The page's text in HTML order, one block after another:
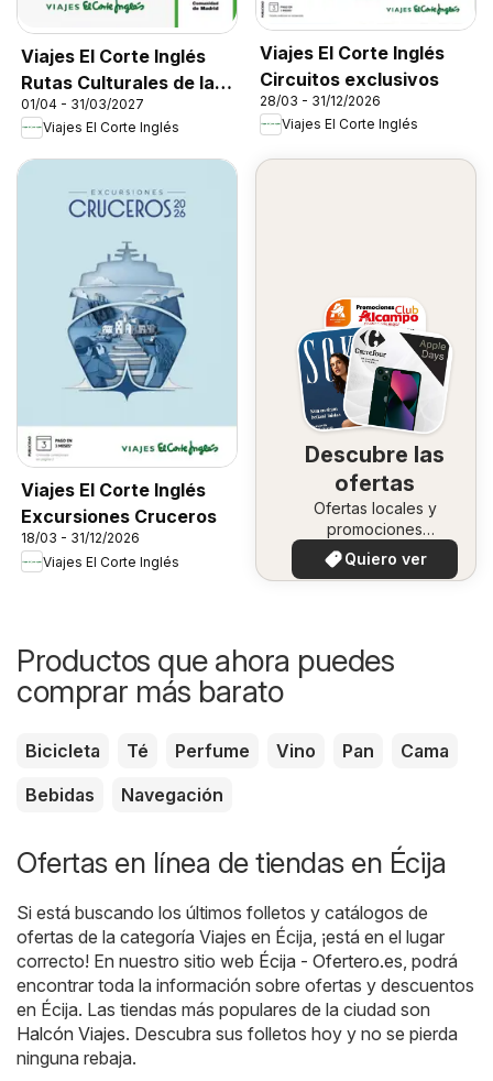
Viajes El Corte Inglés
Rutas Culturales de la
Comunidad de Madrid
01/04 - 31/03/2027
Viajes El Corte Inglés
Viajes El Corte Inglés
Circuitos exclusivos
28/03 - 31/12/2026
Viajes El Corte Inglés
Viajes El Corte Inglés
Excursiones Cruceros
18/03 - 31/12/2026
Viajes El Corte Inglés
Descubre las
ofertas
Ofertas locales y
promociones
especiales.
Quiero ver
Productos que ahora puedes
comprar más barato
Bicicleta Té Perfume Vino Pan
Cama
Bebidas
Navegación
Ofertas en línea de tiendas en Écija
Si está buscando los últimos folletos y catálogos de
ofertas de la categoría Viajes en Écija, ¡está en el lugar
correcto! En nuestro sitio web Écija - Ofertero.es, podrá
encontrar toda la información sobre ofertas y descuentos
en Écija. Las tiendas más populares de la ciudad son
Halcón Viajes. Descubra sus folletos hoy y no se pierda
ninguna rebaja.